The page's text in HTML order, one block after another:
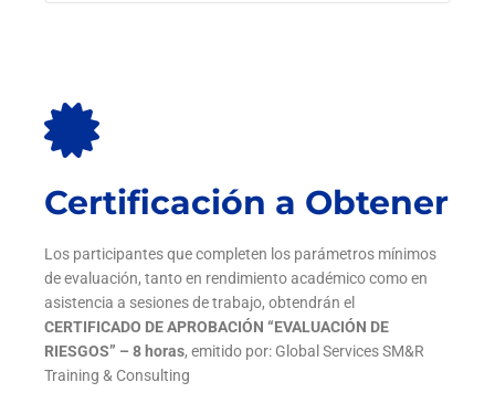
Certificación a Obtener
Los participantes que completen los parámetros mínimos
de evaluación, tanto en rendimiento académico como en
asistencia a sesiones de trabajo, obtendrán el
CERTIFICADO DE APROBACIÓN “EVALUACIÓN DE
RIESGOS” – 8 horas, emitido por: Global Services SM&R
Training & Consulting